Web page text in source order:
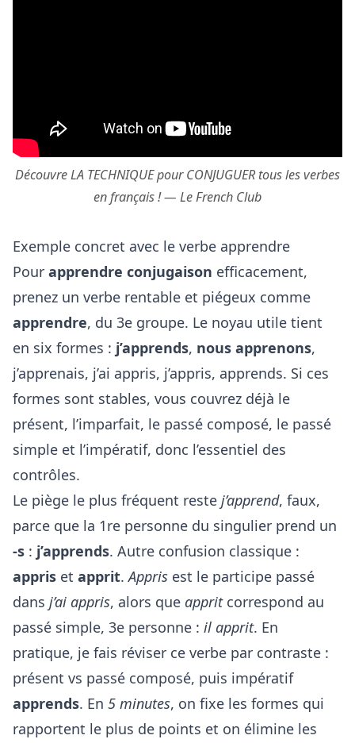
Découvre LA TECHNIQUE pour CONJUGUER tous les verbes
en français ! — Le French Club
Exemple concret avec le verbe apprendre
Pour apprendre conjugaison efficacement,
prenez un verbe rentable et piégeux comme
apprendre, du 3e groupe. Le noyau utile tient
en six formes : j’apprends, nous apprenons,
j’apprenais, j’ai appris, j’appris, apprends. Si ces
formes sont stables, vous couvrez déjà le
présent, l’imparfait, le passé composé, le passé
simple et l’impératif, donc l’essentiel des
contrôles.
Le piège le plus fréquent reste j’apprend, faux,
parce que la 1re personne du singulier prend un
-s : j’apprends. Autre confusion classique :
appris et apprit.Appris est le participe passé
dans j’ai appris, alors que appritcorrespond au
passé simple, 3e personne : il apprit. En
pratique, je fais réviser ce verbe par contraste :
présent vs passé composé, puis impératif
apprends. En 5 minutes, on fixe les formes qui
rapportent le plus de points et on élimine les